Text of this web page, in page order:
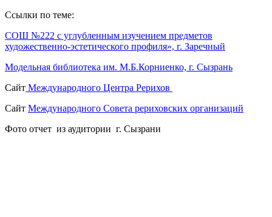
Ссылки по теме:
СОШ №222 с углубленным изучением предметов
художественно-эстетического профиля», г. Заречный
Модельная библиотека им. М.Б.Корниенко, г. Сызрань
Сайт Международного Центра Рерихов
Сайт Международного Совета рериховских организаций
Фото отчет из аудитории г. Сызрани